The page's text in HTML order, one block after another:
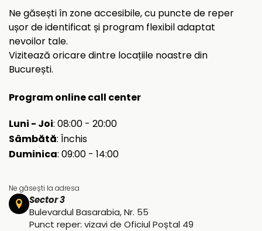
Ne găsești în zone accesibile, cu puncte de reper
ușor de identificat și program flexibil adaptat
nevoilor tale.
Vizitează oricare dintre locațiile noastre din
București.
Program online call center
Luni - Joi: 08:00 - 20:00
Sâmbătă: Închis
Duminica: 09:00 - 14:00
Ne găsești la adresa
Sector 3
Bulevardul Basarabia, Nr. 55
Punct reper: vizavi de Oficiul Poștal 49